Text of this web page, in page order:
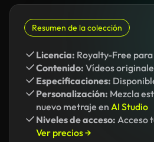
Resumen de la colección
Licencia: Royalty-Free
Contenido: Vídeos
Especificaciones:
Personalización: Mezcla
nuevo metraje en AI Studio
Niveles de acceso: Acceso
Ver precios →